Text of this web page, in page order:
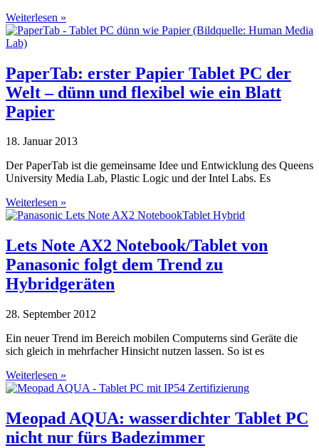
Weiterlesen »
PaperTab: erster Papier Tablet PC der
Welt – dünn und flexibel wie ein Blatt
Papier
18. Januar 2013
Der PaperTab ist die gemeinsame Idee und Entwicklung des Queens
University Media Lab, Plastic Logic und der Intel Labs. Es
Weiterlesen »
Lets Note AX2 Notebook/Tablet von
Panasonic folgt dem Trend zu
Hybridgeräten
28. September 2012
Ein neuer Trend im Bereich mobilen Computerns sind Geräte die
sich gleich in mehrfacher Hinsicht nutzen lassen. So ist es
Weiterlesen »
Meopad AQUA: wasserdichter Tablet PC
nicht nur fürs Badezimmer